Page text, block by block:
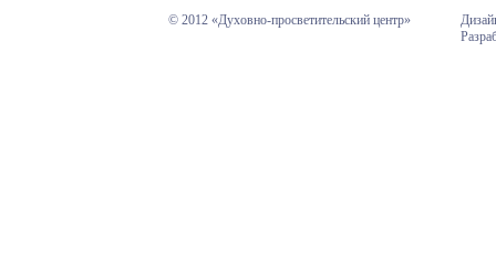
© 2012 «Духовно-просветительский центр»